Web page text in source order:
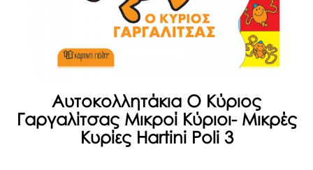
Αυτοκολλητάκια Ο Κύριος
Γαργαλίτσας Μικροί Κύριοι- Μικρές
Κυρίες Hartini Poli 3